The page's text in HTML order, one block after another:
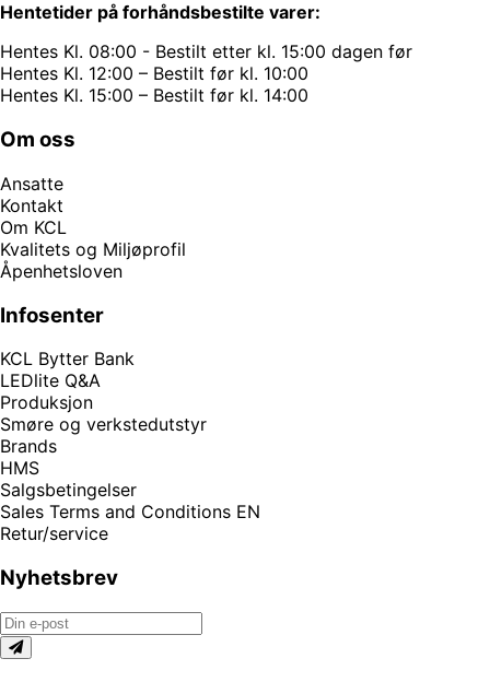
Hentetider på forhåndsbestilte varer:
Hentes Kl. 08:00 - Bestilt etter kl. 15:00 dagen før
Hentes Kl. 12:00 – Bestilt før kl. 10:00
Hentes Kl. 15:00 – Bestilt før kl. 14:00
Om oss
Ansatte
Kontakt
Om KCL
Kvalitets og Miljøprofil
Åpenhetsloven
Infosenter
KCL Bytter Bank
LEDlite Q&A
Produksjon
Smøre og verkstedutstyr
Brands
HMS
Salgsbetingelser
Sales Terms and Conditions EN
Retur/service
Nyhetsbrev